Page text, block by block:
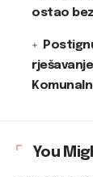
ostao
You